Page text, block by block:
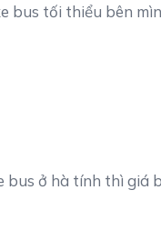
bus tối thiểu bên
bus ở hà tính thì giá